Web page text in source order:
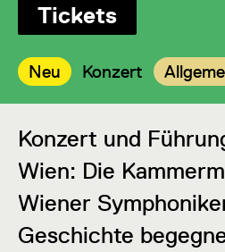
Tickets
Kategorie:
Neu Kategorie:
Konzert
Konzert und
Wien: Die
Wiener
Geschichte